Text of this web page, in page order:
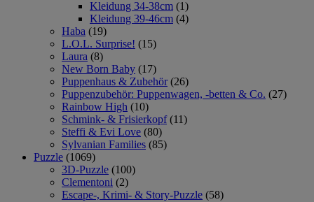
Kleidung 34-38cm (1)
Kleidung 39-46cm (4)
Haba (19)
L.O.L. Surprise! (15)
Laura (8)
New Born Baby (17)
Puppenhaus & Zubehör (26)
Puppenzubehör: Puppenwagen, -betten & Co. (27)
Rainbow High (10)
Schmink- & Frisierkopf (11)
Steffi & Evi Love (80)
Sylvanian Families (85)
Puzzle (1069)
3D-Puzzle (100)
Clementoni (2)
Escape-, Krimi- & Story-Puzzle (58)